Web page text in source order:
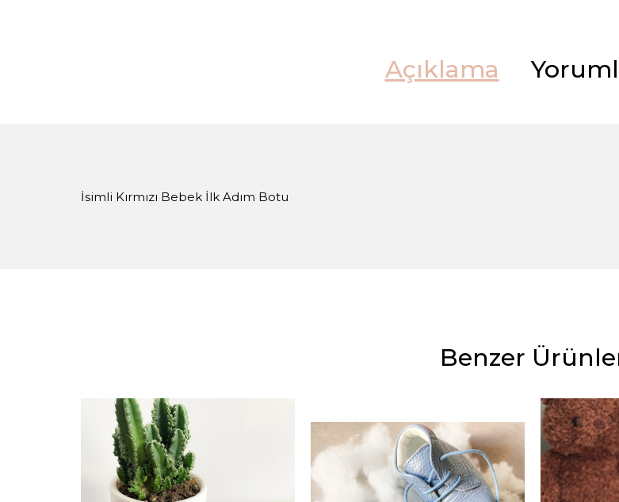
Açıklama
İsimli Kırmızı Bebek İlk Adım Botu
Benzer